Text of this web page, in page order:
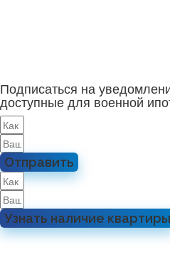
Подписаться на
доступные для военной
Отправить
Узнать наличие квартиры